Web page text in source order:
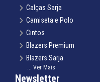
Calças Sarja
Camiseta e Polo
Cintos
Blazers Premium
Blazers Sarja
Gravatas Tradicional e Slim
... Ver Mais
Newsletter